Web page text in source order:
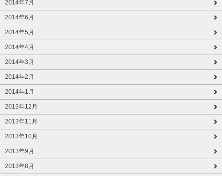
2014年7月
2014年6月
2014年5月
2014年4月
2014年3月
2014年2月
2014年1月
2013年12月
2013年11月
2013年10月
2013年9月
2013年8月